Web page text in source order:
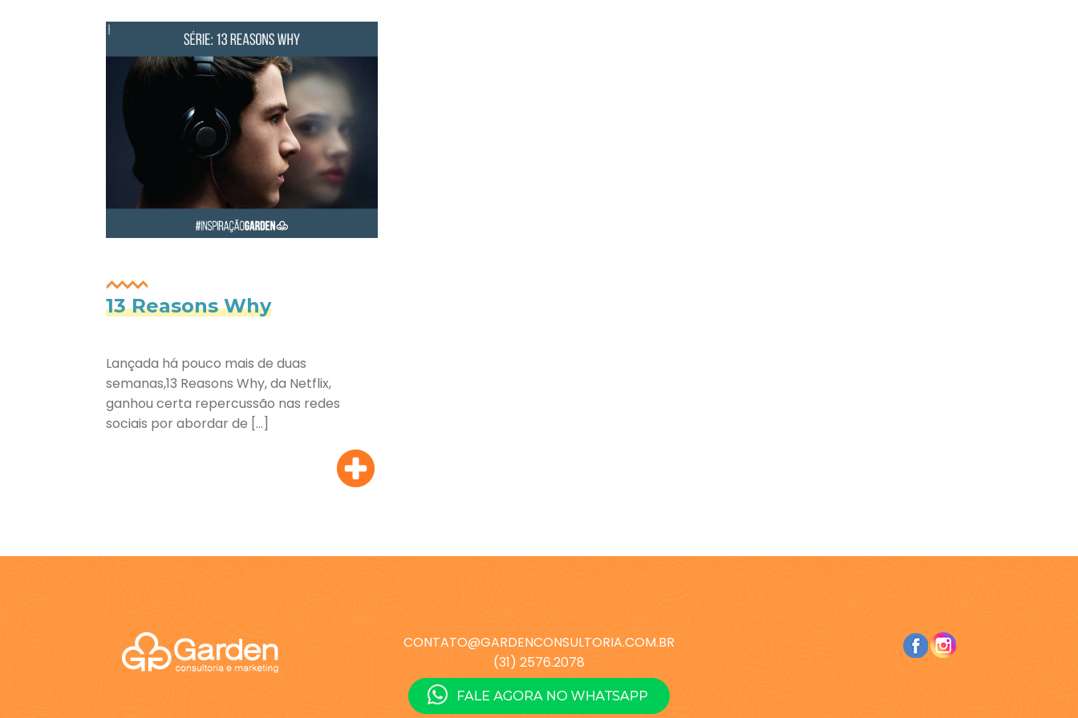
13 Reasons Why
Lançada há pouco mais de duas
semanas,13 Reasons Why, da Netflix,
ganhou certa repercussão nas redes
sociais por abordar de […]
CONTATO@GARDENCONSULTORIA.COM.BR
(31) 2576.2078